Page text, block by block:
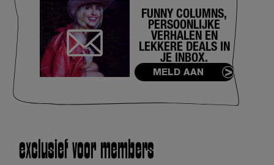
FUNNY COLUMNS,
PERSOONLIJKE
VERHALEN EN
LEKKERE DEALS IN
JE INBOX.
MELD AAN
exclusief voor members